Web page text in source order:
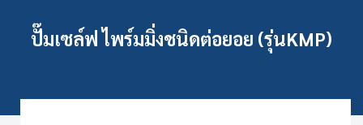
ปั๊มเซล์ฟ ไพร์มมิ่งชนิดต่อยอย (รุ่นKMP)